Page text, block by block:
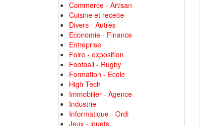
Commerce - Artisan
Cuisine et recette
Divers - Autres
Economie - Finance
Entreprise
Foire - exposition
Football - Rugby
Formation - Ecole
High Tech
Immobilier - Agence
Industrie
Informatique - Ordi
Jeux - jouets